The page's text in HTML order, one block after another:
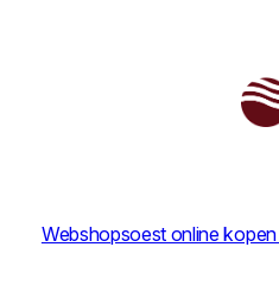
Webshopsoest online